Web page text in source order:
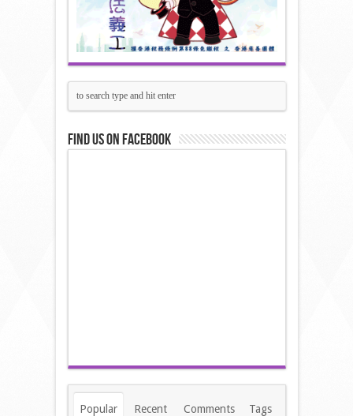
Find us on Facebook
Popular Recent Comments Tags